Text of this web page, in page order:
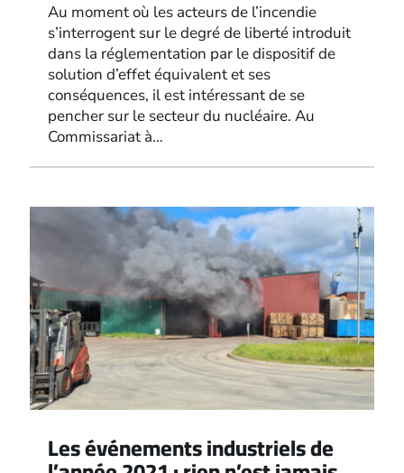
Au moment où les acteurs de l’incendie
s’interrogent sur le degré de liberté introduit
dans la réglementation par le dispositif de
solution d’effet équivalent et ses
conséquences, il est intéressant de se
pencher sur le secteur du nucléaire. Au
Commissariat à…
Les événements industriels de